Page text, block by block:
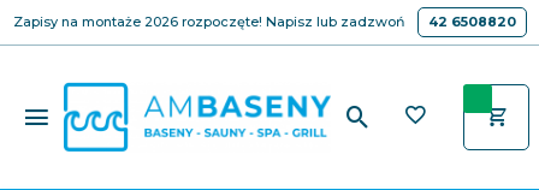
Zapisy na montaże 2026 rozpoczęte! Napisz lub zadzwoń 42 6508820